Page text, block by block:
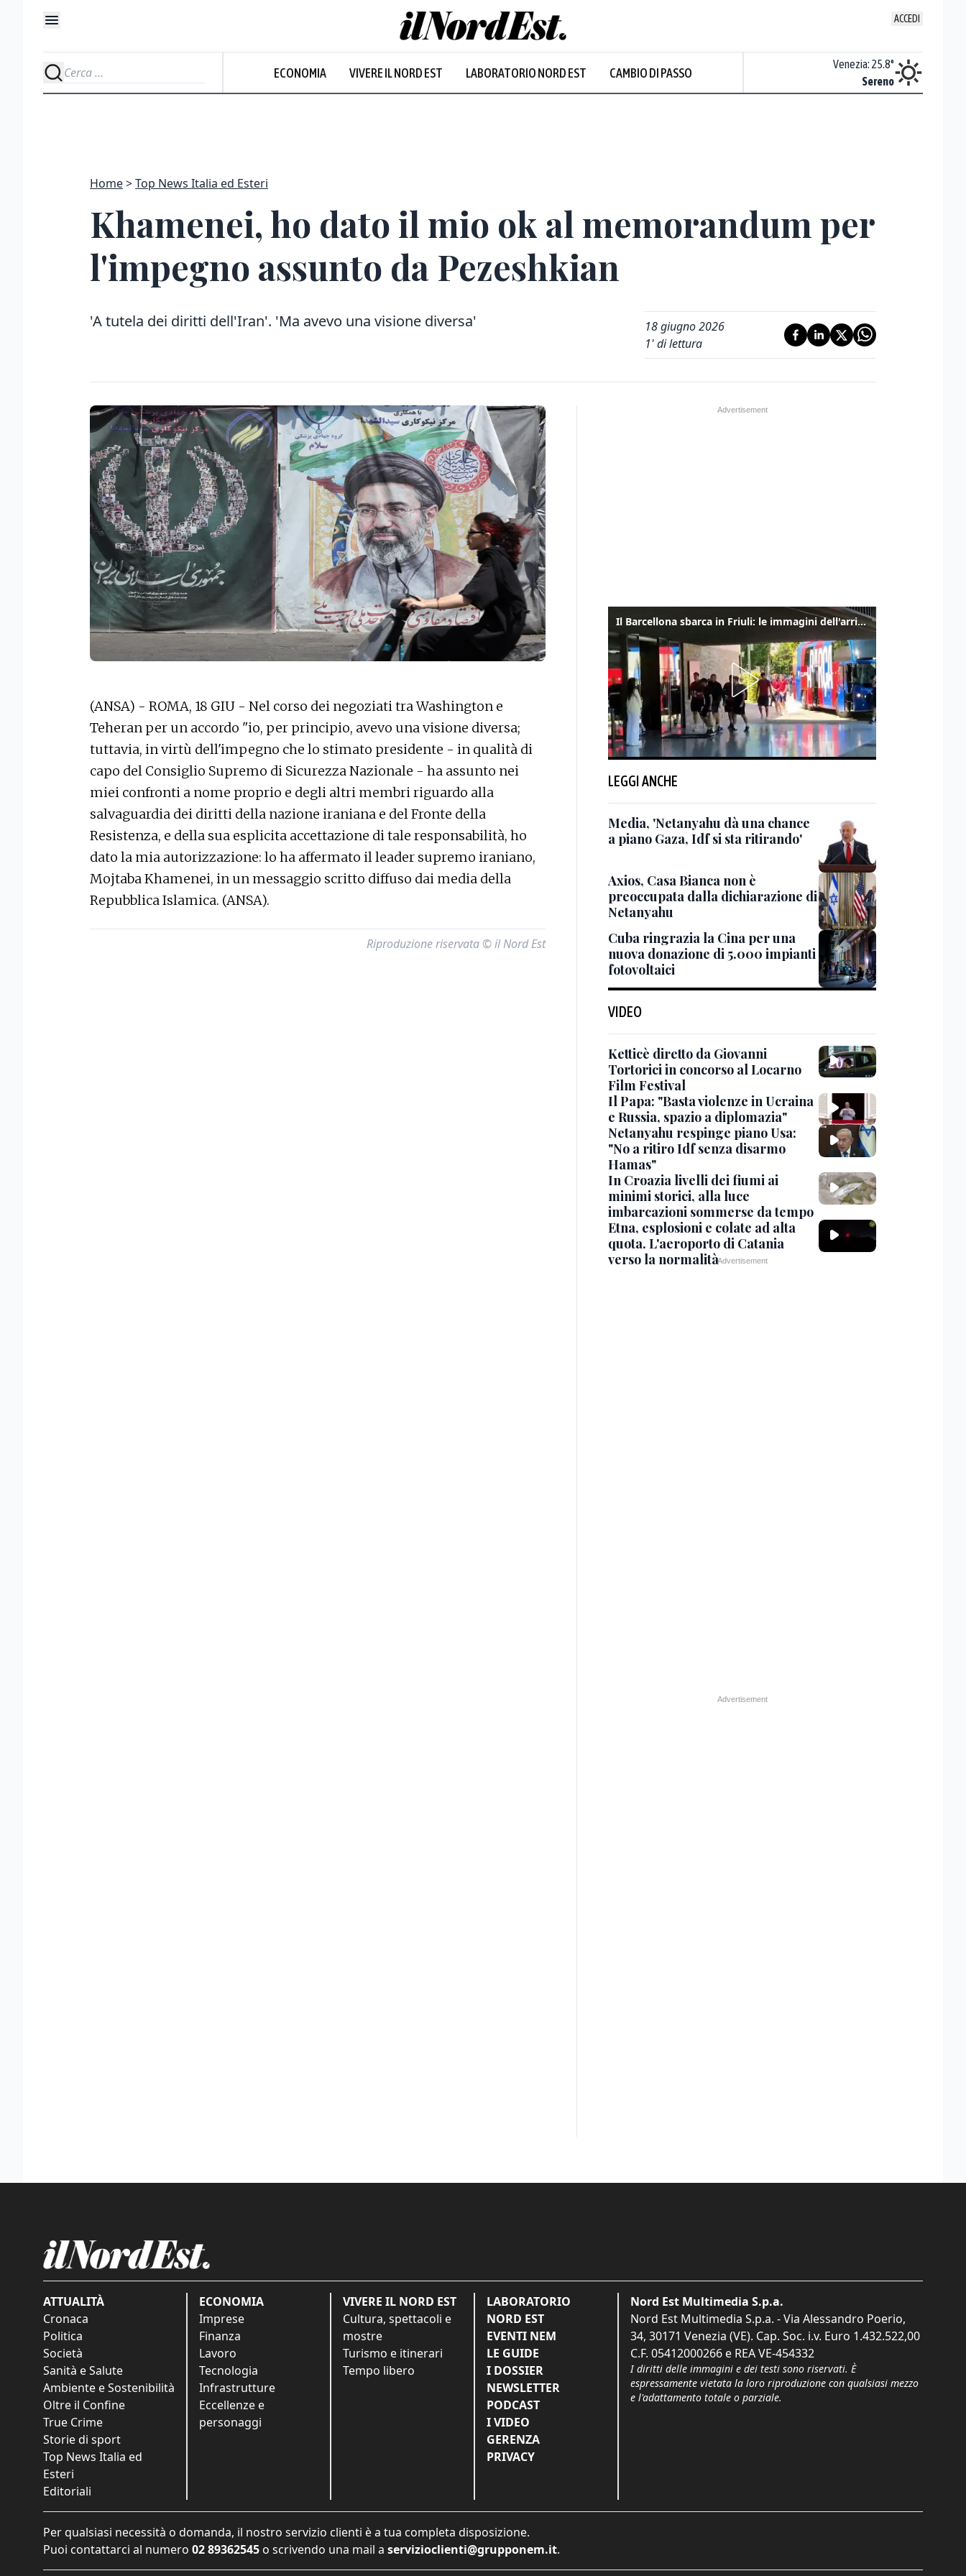
ACCEDI
ECONOMIA VIVERE IL NORD EST LABORATORIO NORD EST CAMBIO DI PASSO
Prevalentemente soleggiato
Venezia: 25.8°
Sereno
Home Top News Italia ed Esteri
Khamenei, ho dato il mio ok al memorandum per
l'impegno assunto da Pezeshkian
'A tutela dei diritti dell'Iran'. 'Ma avevo una visione diversa'
18 giugno 2026
1' di lettura
(ANSA) - ROMA, 18 GIU - Nel corso dei negoziati tra Washington e
Teheran per un accordo "io, per principio, avevo una visione diversa;
tuttavia, in virtù dell'impegno che lo stimato presidente - in qualità di
capo del Consiglio Supremo di Sicurezza Nazionale - ha assunto nei
miei confronti a nome proprio e degli altri membri riguardo alla
salvaguardia dei diritti della nazione iraniana e del Fronte della
Resistenza, e della sua esplicita accettazione di tale responsabilità, ho
dato la mia autorizzazione: lo ha affermato il leader supremo iraniano,
Mojtaba Khamenei, in un messaggio scritto diffuso dai media della
Repubblica Islamica. (ANSA).
Riproduzione riservata © il Nord Est
Il Barcellona sbarca in Friuli: le immagini dell'arrivo in albergo
LEGGI ANCHE
Media, 'Netanyahu dà una chance
a piano Gaza, Idf si sta ritirando'
Axios, Casa Bianca non è
preoccupata dalla dichiarazione di
Netanyahu
Cuba ringrazia la Cina per una
nuova donazione di 5.000 impianti
fotovoltaici
VIDEO
Ketticè diretto da Giovanni
Tortorici in concorso al Locarno
Film Festival
Il Papa: "Basta violenze in Ucraina
e Russia, spazio a diplomazia"
Netanyahu respinge piano Usa:
"No a ritiro Idf senza disarmo
Hamas"
In Croazia livelli dei fiumi ai
minimi storici, alla luce
imbarcazioni sommerse da tempo
Etna, esplosioni e colate ad alta
quota. L'aeroporto di Catania
verso la normalità
ATTUALITÀ
Cronaca
Politica
Società
Sanità e Salute
Ambiente e Sostenibilità
Oltre il Confine
True Crime
Storie di sport
Top News Italia ed
Esteri
Editoriali
ECONOMIA
Imprese
Finanza
Lavoro
Tecnologia
Infrastrutture
Eccellenze e
personaggi
VIVERE IL NORD EST
Cultura, spettacoli e
mostre
Turismo e itinerari
Tempo libero
LABORATORIO
NORD EST
EVENTI NEM
LE GUIDE
I DOSSIER
NEWSLETTER
PODCAST
I VIDEO
GERENZA
PRIVACY
Nord Est Multimedia S.p.a.
Nord Est Multimedia S.p.a. - Via Alessandro Poerio,
34, 30171 Venezia (VE). Cap. Soc. i.v. Euro 1.432.522,00
C.F. 05412000266 e REA VE-454332
I diritti delle immagini e dei testi sono riservati. È
espressamente vietata la loro riproduzione con qualsiasi mezzo
e l'adattamento totale o parziale.
Per qualsiasi necessità o domanda, il nostro servizio clienti è a tua completa disposizione.
Puoi contattarci al numero 02 89362545 o scrivendo una mail a servizioclienti@grupponem.it.